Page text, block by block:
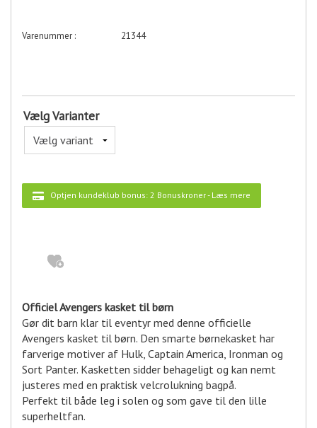
21344
Vælg Varianter
Optjen kundeklub bonus: 2 Bonuskroner- Læs mere
Officiel Avengers kasket til børn
Gør dit barn klar til eventyr med denne officielle
Avengers kasket til børn. Den smarte børnekasket har
farverige motiver af Hulk, Captain America, Ironman og
Sort Panter. Kasketten sidder behageligt og kan nemt
justeres med en praktisk velcrolukning bagpå.
Perfekt til både leg i solen og som gave til den lille
superheltfan.